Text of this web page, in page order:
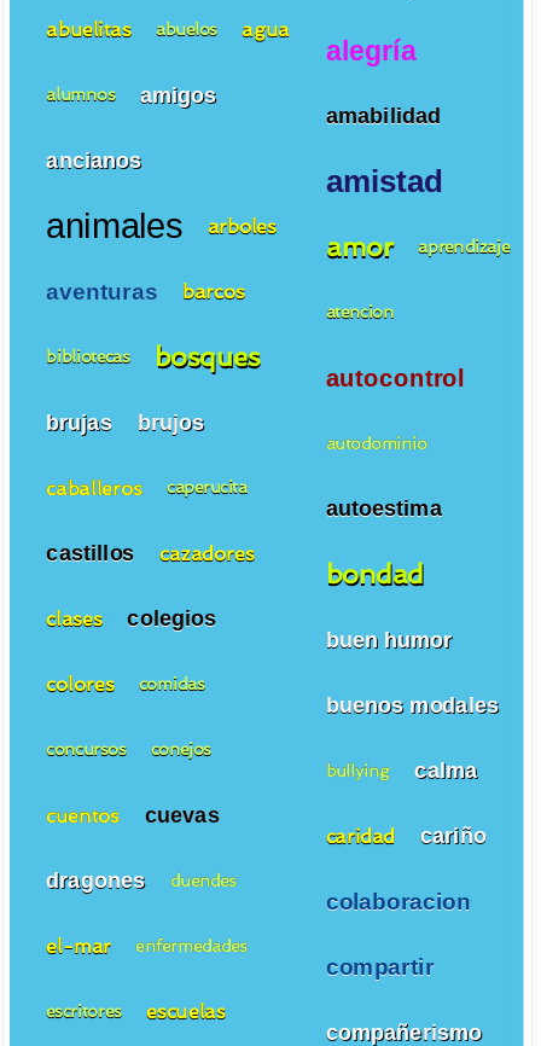
alegría
amabilidad
amistad
amor aprendizaje
atencion
autocontrol
autodominio
autoestima
bondad
buen humor
buenos modales
bullying calma
caridad cariño
colaboracion
compartir
compañerismo
abuelitas abuelos agua
alumnos amigos
ancianos
animales arboles
aventuras barcos
bibliotecas bosques
brujas brujos
caballeros caperucita
castillos cazadores
clases colegios
colores comidas
concursos conejos
cuentos cuevas
dragones duendes
el-mar enfermedades
escritores escuelas